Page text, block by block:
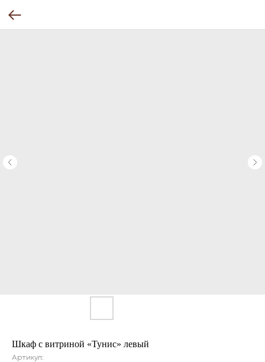
Шкаф с витриной «Тунис» левый
Артикул: